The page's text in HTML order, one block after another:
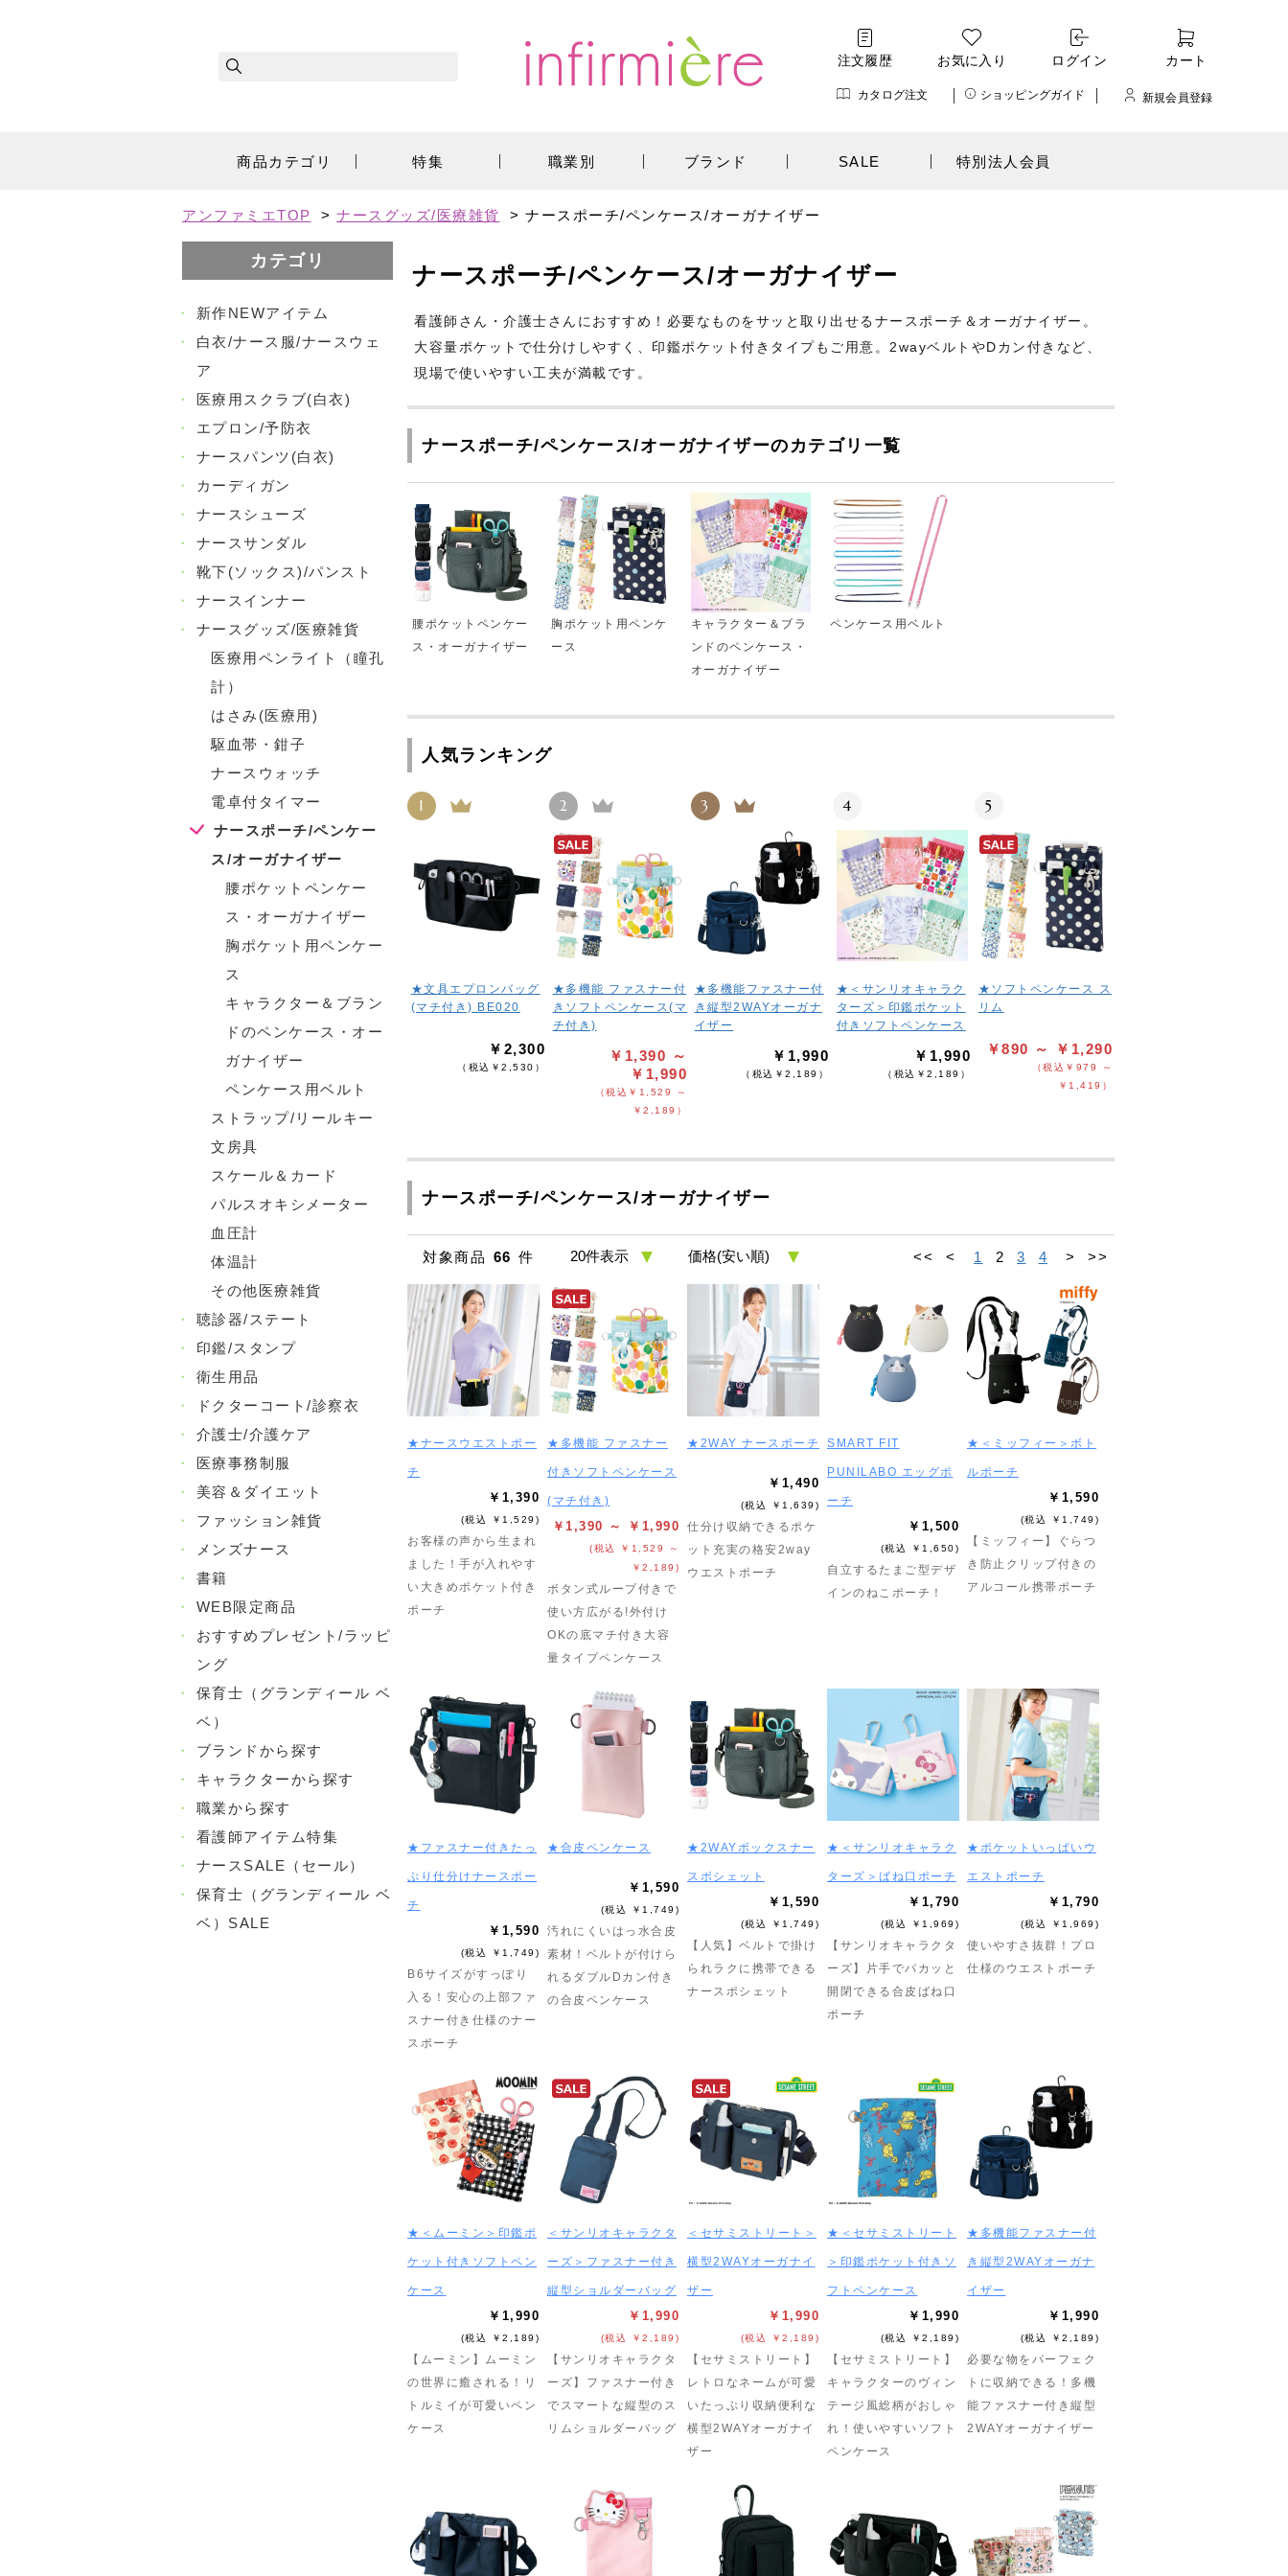
注文履歴 お気に入り ログイン カート
カタログ注文 ショッピングガイド 新規会員登録
商品カテゴリ 特集 職業別 ブランド SALE 特別法人会員
アンファミエTOP > ナースグッズ/医療雑貨 > ナースポーチ/ペンケース/オーガナイザー
カテゴリ
・
新作NEWアイテム
・
白衣/ナース服/ナースウェ
ア
・
医療用スクラブ(白衣)
・
エプロン/予防衣
・
ナースパンツ(白衣)
・
カーディガン
・
ナースシューズ
・
ナースサンダル
・
靴下(ソックス)/パンスト
・
ナースインナー
・
ナースグッズ/医療雑貨
医療用ペンライト（瞳孔
計）
はさみ(医療用)
駆血帯・鉗子
ナースウォッチ
電卓付タイマー
ナースポーチ/ペンケー
ス/オーガナイザー
腰ポケットペンケー
ス・オーガナイザー
胸ポケット用ペンケー
ス
キャラクター＆ブラン
ドのペンケース・オー
ガナイザー
ペンケース用ベルト
ストラップ/リールキー
文房具
スケール＆カード
パルスオキシメーター
血圧計
体温計
その他医療雑貨
・
聴診器/ステート
・
印鑑/スタンプ
・
衛生用品
・
ドクターコート/診察衣
・
介護士/介護ケア
・
医療事務制服
・
美容＆ダイエット
・
ファッション雑貨
・
メンズナース
・
書籍
・
WEB限定商品
・
おすすめプレゼント/ラッピ
ング
・
保育士（グランディール ベ
ベ）
・
ブランドから探す
・
キャラクターから探す
・
職業から探す
・
看護師アイテム特集
・
ナースSALE（セール）
・
保育士（グランディール ベ
ベ）SALE
ナースポーチ/ペンケース/オーガナイザー
看護師さん・介護士さんにおすすめ！必要なものをサッと取り出せるナースポーチ＆オーガナイザー。
大容量ポケットで仕分けしやすく、印鑑ポケット付きタイプもご用意。2wayベルトやDカン付きなど、
現場で使いやすい工夫が満載です。
ナースポーチ/ペンケース/オーガナイザーのカテゴリ一覧
腰ポケットペンケー
ス・オーガナイザー
胸ポケット用ペンケ
ース
キャラクター＆ブラ
ンドのペンケース・
オーガナイザー
ペンケース用ベルト
人気ランキング
1
★文具エプロンバッグ
(マチ付き) BE020
￥2,300
（税込￥2,530）
2
★多機能 ファスナー付
きソフトペンケース(マ
チ付き)
￥1,390 ～
￥1,990
（税込￥1,529 ～
￥2,189）
3
★多機能ファスナー付
き縦型2WAYオーガナ
イザー
￥1,990
（税込￥2,189）
4
★＜サンリオキャラク
ターズ＞印鑑ポケット
付きソフトペンケース
￥1,990
（税込￥2,189）
5
★ソフトペンケース ス
リム
￥890 ～ ￥1,290
（税込￥979 ～
￥1,419）
ナースポーチ/ペンケース/オーガナイザー
対象商品 66 件 << < 1 2 3 4 > >>
★ナースウエストポー
チ
￥1,390
(税込 ￥1,529)
お客様の声から生まれ
ました！手が入れやす
い大きめポケット付き
ポーチ
★多機能 ファスナー
付きソフトペンケース
(マチ付き)
￥1,390 ～ ￥1,990
(税込 ￥1,529 ～
￥2,189)
ボタン式ループ付きで
使い方広がる!外付け
OKの底マチ付き大容
量タイプペンケース
★2WAY ナースポーチ
￥1,490
(税込 ￥1,639)
仕分け収納できるポケ
ット充実の格安2way
ウエストポーチ
SMART FIT
PUNILABO エッグポ
ーチ
￥1,500
(税込 ￥1,650)
自立するたまご型デザ
インのねこポーチ！
★＜ミッフィー＞ボト
ルポーチ
￥1,590
(税込 ￥1,749)
【ミッフィー】ぐらつ
き防止クリップ付きの
アルコール携帯ポーチ
★ファスナー付きたっ
ぷり仕分けナースポー
チ
￥1,590
(税込 ￥1,749)
B6サイズがすっぽり
入る！安心の上部ファ
スナー付き仕様のナー
スポーチ
★合皮ペンケース
￥1,590
(税込 ￥1,749)
汚れにくいはっ水合皮
素材！ベルトが付けら
れるダブルDカン付き
の合皮ペンケース
★2WAYボックスナー
スポシェット
￥1,590
(税込 ￥1,749)
【人気】ベルトで掛け
られラクに携帯できる
ナースポシェット
★＜サンリオキャラク
ターズ＞ばね口ポーチ
￥1,790
(税込 ￥1,969)
【サンリオキャラクタ
ーズ】片手でパカッと
開閉できる合皮ばね口
ポーチ
★ポケットいっぱいウ
エストポーチ
￥1,790
(税込 ￥1,969)
使いやすさ抜群！プロ
仕様のウエストポーチ
★＜ムーミン＞印鑑ポ
ケット付きソフトペン
ケース
￥1,990
(税込 ￥2,189)
【ムーミン】ムーミン
の世界に癒される！リ
トルミイが可愛いペン
ケース
＜サンリオキャラクタ
ーズ＞ファスナー付き
縦型ショルダーバッグ
￥1,990
(税込 ￥2,189)
【サンリオキャラクタ
ーズ】ファスナー付き
でスマートな縦型のス
リムショルダーバッグ
＜セサミストリート＞
横型2WAYオーガナイ
ザー
￥1,990
(税込 ￥2,189)
【セサミストリート】
レトロなネームが可愛
いたっぷり収納便利な
横型2WAYオーガナイ
ザー
★＜セサミストリート
＞印鑑ポケット付きソ
フトペンケース
￥1,990
(税込 ￥2,189)
【セサミストリート】
キャラクターのヴィン
テージ風総柄がおしゃ
れ！使いやすいソフト
ペンケース
★多機能ファスナー付
き縦型2WAYオーガナ
イザー
￥1,990
(税込 ￥2,189)
必要な物をパーフェク
トに収納できる！多機
能ファスナー付き縦型
2WAYオーガナイザー